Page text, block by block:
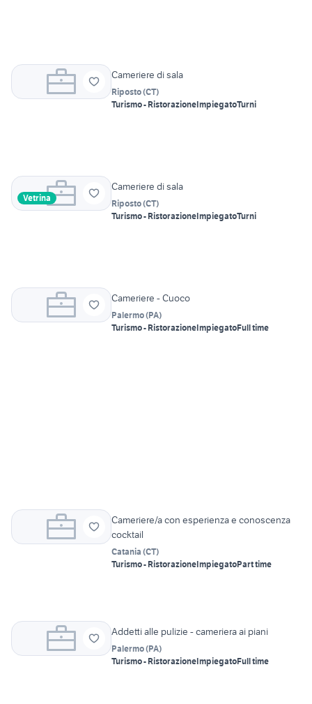
Cameriere di sala
Riposto(CT)
Turismo - RistorazioneImpiegatoTurni
Vetrina
Cameriere di sala
Riposto(CT)
Turismo - RistorazioneImpiegatoTurni
Cameriere - Cuoco
Palermo(PA)
Turismo - RistorazioneImpiegatoFull time
Cameriere/a con esperienza e conoscenza
cocktail
Catania (CT)
Turismo - RistorazioneImpiegatoPart time
Addetti alle pulizie - cameriera ai piani
Palermo(PA)
Turismo - RistorazioneImpiegatoFull time